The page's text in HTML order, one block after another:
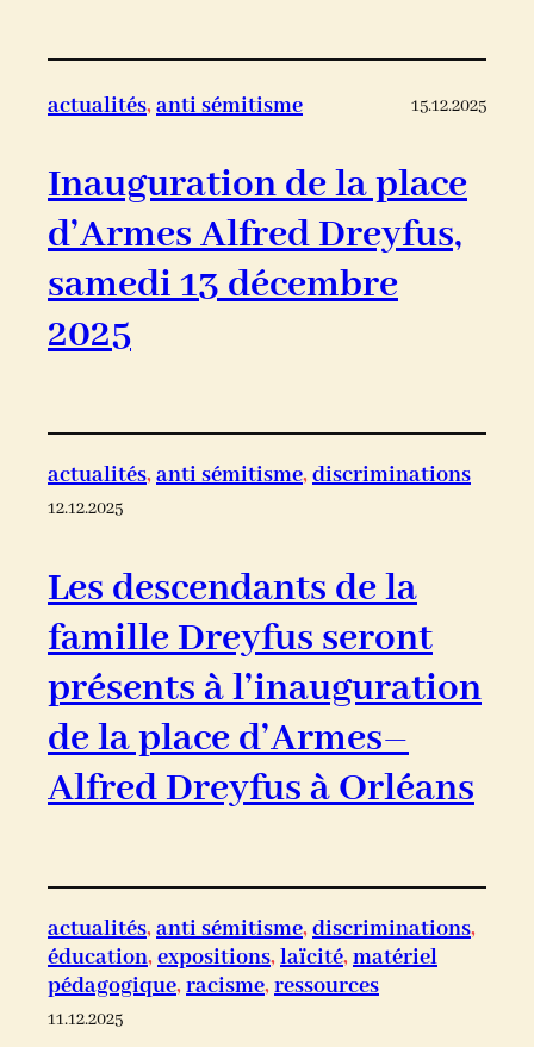
actualités, anti sémitisme 15.12.2025
Inauguration de la place
d’Armes Alfred Dreyfus,
samedi 13 décembre
2025
actualités, anti sémitisme, discriminations
12.12.2025
Les descendants de la
famille Dreyfus seront
présents à l’inauguration
de la place d’Armes–
Alfred Dreyfus à Orléans
actualités, anti sémitisme, discriminations
éducation, expositions, laïcité, matériel
pédagogique, racisme, ressources
11.12.2025